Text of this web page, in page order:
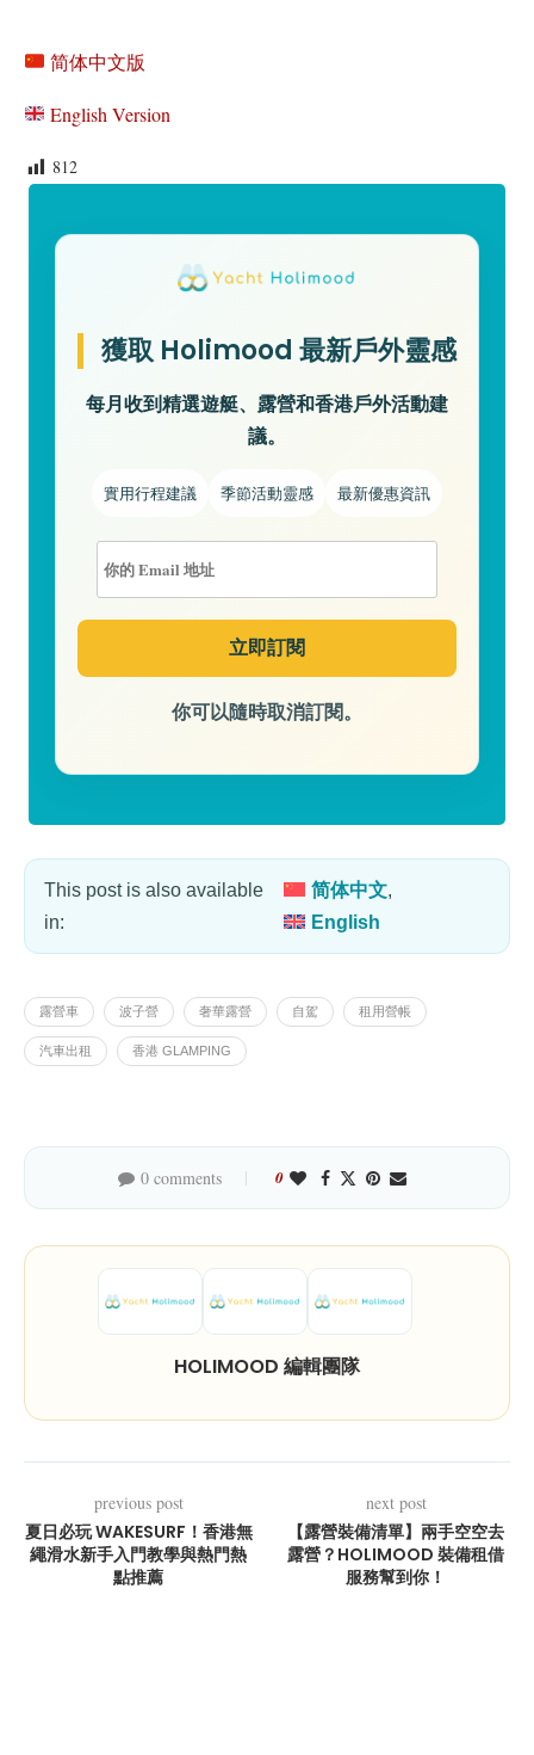
简体中文版
English Version
812
獲取 Holimood 最新戶外靈感
每月收到精選遊艇、露營和香港戶外活動建
議。
實用行程建議 季節活動靈感 最新優惠資訊
你可以隨時取消訂閱。
This post is also available
in:
简体中文
English
露營車 波子營 奢華露營 自駕 租用營帳
汽車出租 香港 GLAMPING
0 comments 0
HOLIMOOD 編輯團隊
previous post
夏日必玩 WAKESURF！香港無
繩滑水新手入門教學與熱門熱
點推薦
next post
【露營裝備清單】兩手空空去
露營？HOLIMOOD 裝備租借
服務幫到你！